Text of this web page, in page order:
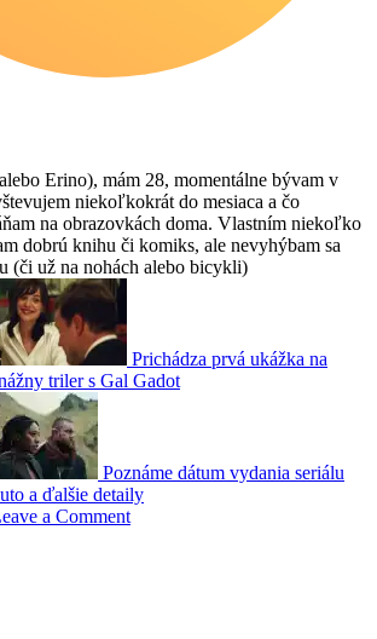
Erino), mám 28, momentálne bývam v
niekoľkokrát do mesiaca a čo
na obrazovkách doma. Vlastním niekoľko
dobrú knihu či komiks, ale nevyhýbam sa
(či už na nohách alebo bicykli)
Prichádza prvá ukážka na
triler s Gal Gadot
Poznáme dátum vydania seriálu
a ďalšie detaily
a Comment